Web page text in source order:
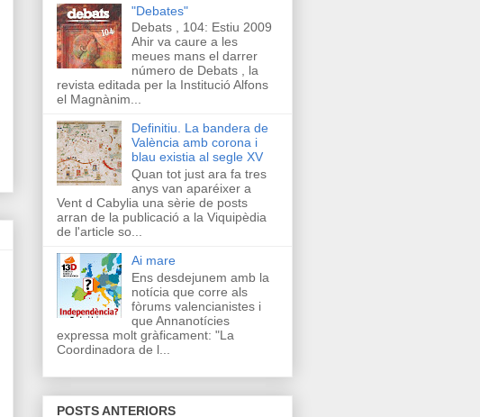
"Debates"
Debats , 104: Estiu 2009
Ahir va caure a les
meues mans el darrer
número de Debats , la
revista editada per la Institució Alfons
el Magnànim...
Definitiu. La bandera de
València amb corona i
blau existia al segle XV
Quan tot just ara fa tres
anys van aparéixer a
Vent d Cabylia una sèrie de posts
arran de la publicació a la Viquipèdia
de l'article so...
Ai mare
Ens desdejunem amb la
notícia que corre als
fòrums valencianistes i
que Annanotícies
expressa molt gràficament: "La
Coordinadora de l...
POSTS ANTERIORS